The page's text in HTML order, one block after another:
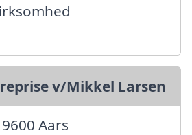
v/Mikkel Larsen
Aars